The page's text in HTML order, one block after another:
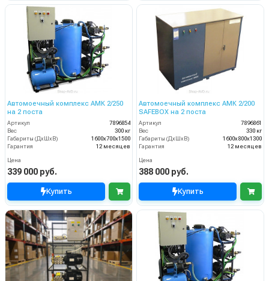
Автомоечный комплекс АМК 2/250
на 2 поста
Артикул
7896854
Вес
300 кг
Габариты (ДхШхВ)
1600х700х1500
Гарантия
12 месяцев
Цена
339 000 руб.
Купить
Автомоечный комплекс АМК 2/200
SAFEBOX на 2 поста
Артикул
7896861
Вес
330 кг
Габариты (ДхШхВ)
1600х800х1300
Гарантия
12 месяцев
Цена
388 000 руб.
Купить